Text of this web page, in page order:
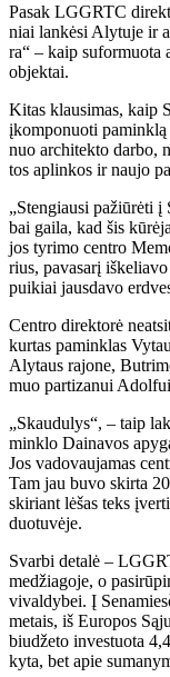
Pa­sak LGGRTC
niai lan­kė­si Aly­tu­je ir
ra“ – kaip su­for­muo­ta
ob­jek­tai.
Ki­tas klau­si­mas, kaip
įkom­po­nuo­ti pa­min­klą
nuo ar­chi­tek­to dar­bo,
tos ap­lin­kos ir nau­jo
„Sten­giau­si pa­žiū­rė­ti
bai gai­la, kad šis
jos ty­ri­mo cen­tro
rius, pa­va­sa­rį
pui­kiai jaus­da­vo
Cen­tro di­rek­to­rė
kur­tas pa­min­klas
Aly­taus ra­jo­ne,
muo par­ti­za­nui
„Skau­du­lys“, – taip
min­klo Dai­na­vos
Jos va­do­vau­ja­mas
Tam jau bu­vo skir­ta
ski­riant lė­šas teks
duo­tu­vė­je.
Svar­bi de­ta­lė –
me­džia­go­je, o
vi­val­dy­bei. Į
me­tais, iš Eu­ro­pos
biu­dže­to in­ves­tuo­ta
ky­ta, bet apie